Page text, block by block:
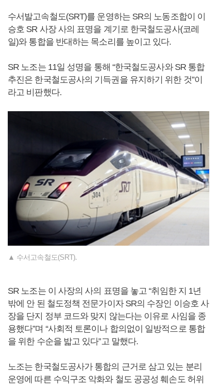
수서발고속철도(SRT)를 운영하는 SR의 노동조합이 이
승호 SR 사장 사의 표명을 계기로 한국철도공사(코레
일)와 통합을 반대하는 목소리를 높이고 있다.
SR 노조는 11일 성명을 통해 “한국철도공사와 SR 통합
추진은 한국철도공사의 기득권을 유지하기 위한 것”이
라고 비판했다.
▲ 수서고속철도(SRT).
SR 노조는 이 사장의 사의 표명을 놓고 “취임한 지 1년
밖에 안 된 철도정책 전문가이자 SR의 수장인 이승호 사
장을 단지 정부 코드와 맞지 않는다는 이유로 사임을 종
용했다”며 “사회적 토론이나 합의없이 일방적으로 통합
을 위한 수순을 밟고 있다”고 말했다.
노조는 한국철도공사가 통합의 근거로 삼고 있는 분리
운영에 따른 수익구조 악화와 철도 공공성 훼손도 허위